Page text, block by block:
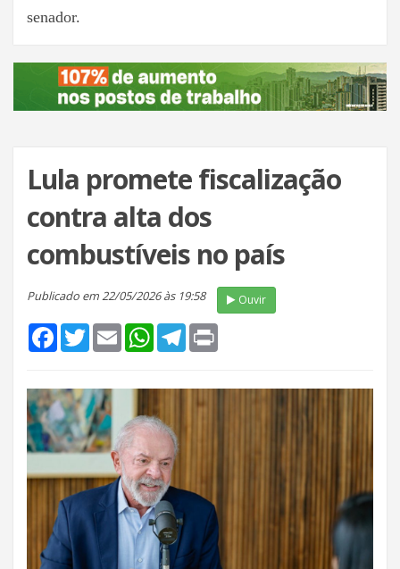
senador.
Lula promete fiscalização
contra alta dos
combustíveis no país
Publicado em 22/05/2026 às 19:58 Ouvir
FacebookTwitterEmail WhatsApp
Telegram